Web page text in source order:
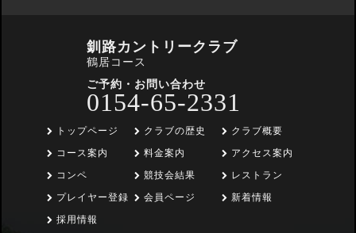
釧路カントリークラブ
鶴居コース
ご予約・お問い合わせ
0154-65-2331
トップページ
コース案内
コンペ
プレイヤー登録
採用情報
クラブの歴史
料金案内
競技会結果
会員ページ
クラブ概要
アクセス案内
レストラン
新着情報